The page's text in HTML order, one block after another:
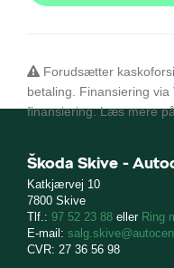
Forudsætter
betaling. Finansiering
finansiering. Læs mere
Škoda Skive -
Katkjærvej 10
7800 Skive
Tlf.: 97 52 23 88 eller Ring
E-mail:
CVR: 27 36 56 98